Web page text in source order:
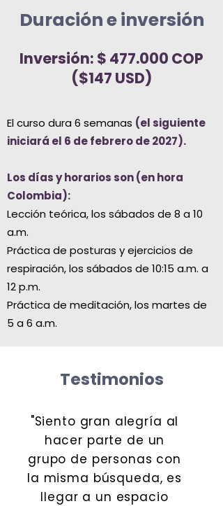
Duración e inversión
Inversión: $ 477.000 COP
($147 USD)
El curso dura 6 semanas (el siguiente
iniciará el 6 de febrero de 2027).
Los días y horarios son (en hora
Colombia):
Lección teórica, los sábados de 8 a 10
a.m.
Práctica de posturas y ejercicios de
respiración, los sábados de 10:15 a.m. a
12 p.m.
Práctica de meditación, los martes de
5 a 6 a.m.
Testimonios
"Siento gran alegría al
hacer parte de un
grupo de personas con
la misma búsqueda, es
llegar a un espacio